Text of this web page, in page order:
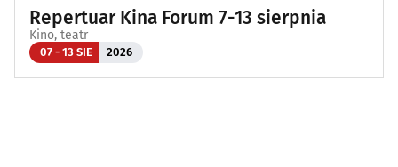
Repertuar Kina Forum 7-13 sierpnia
Kino, teatr
07 - 13 SIE 2026